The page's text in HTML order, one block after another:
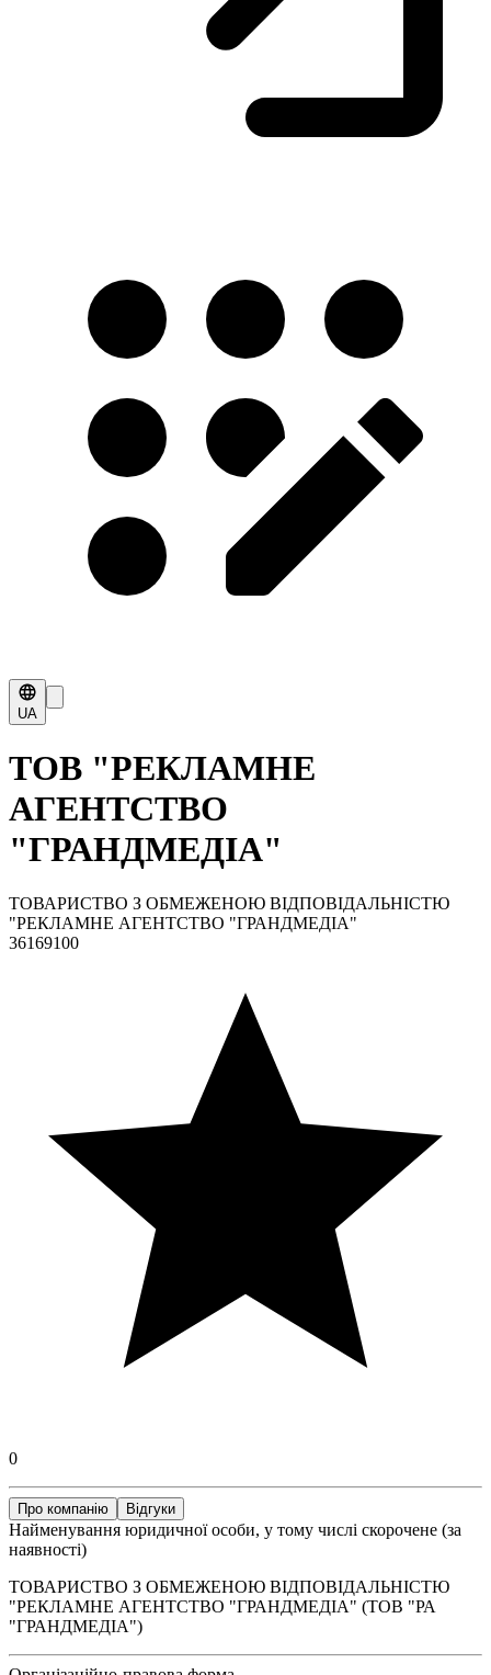
UA
ТОВ "РЕКЛАМНЕ
АГЕНТСТВО
"ГРАНДМЕДІА"
ТОВАРИСТВО З ОБМЕЖЕНОЮ ВІДПОВІДАЛЬНІСТЮ
"РЕКЛАМНЕ АГЕНТСТВО "ГРАНДМЕДІА"
36169100
0
Про компанію Відгуки
Найменування юридичної особи, у тому числі скорочене (за
наявності)
ТОВАРИСТВО З ОБМЕЖЕНОЮ ВІДПОВІДАЛЬНІСТЮ
"РЕКЛАМНЕ АГЕНТСТВО "ГРАНДМЕДІА" (ТОВ "РА
"ГРАНДМЕДІА")